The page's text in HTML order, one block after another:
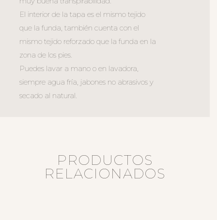
El interior de la tapa es el mismo tejido
que la funda, también cuenta con el
mismo tejido reforzado que la funda en la
zona de los pies.
Puedes lavar a mano o en lavadora,
siempre agua fría, jabones no abrasivos y
secado al natural.
PRODUCTOS
RELACIONADOS